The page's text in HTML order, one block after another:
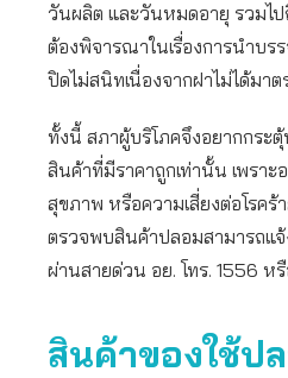
วันผลิต และวันหมดอายุ รวมไ
ต้องพิจารณาในเรื่องการนำบร
ปิดไม่สนิทเนื่องจากฝาไม่ได้มาต
ทั้งนี้ สภาผู้บริโภคจึงอยากกระ
สินค้าที่มีราคาถูกเท่านั้น เพราะ
สุขภาพ หรือความเสี่ยงต่อโรคร้
ตรวจพบสินค้าปลอมสามารถแจ้
ผ่านสายด่วน อย. โทร. 1556 ห
สินค้าของใช้ป